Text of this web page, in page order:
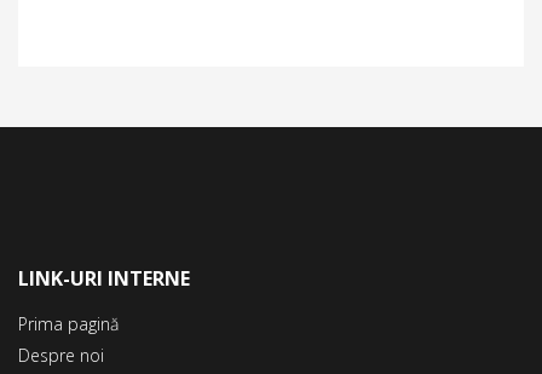
LINK-URI INTERNE
Prima pagină
Despre noi